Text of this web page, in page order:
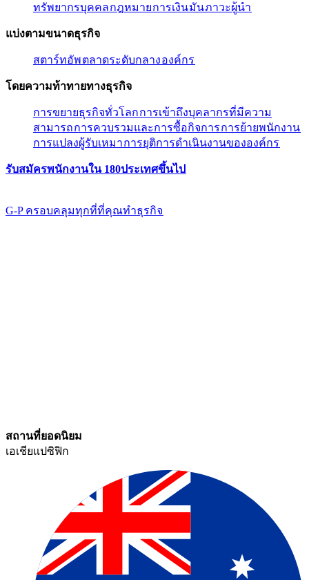
ทรัพยากรบุคคล​​กฎหมาย​​การเงิน​​มัน​​ภาวะผู้นํา​​
แบ่งตามขนาดธุรกิจ​​
สตาร์ทอัพ​​ตลาดระดับกลาง​​องค์กร​​
โดยความท้าทายทางธุรกิจ​​
การขยายธุรกิจทั่วโลก​​การเข้าถึงบุคลากรที่มีความ
สามารถ​​การควบรวมและการซื้อกิจการ​​การย้ายพนักงาน​​
การแปลงผู้รับเหมา​​การยุติการดำเนินงานขององค์กร​​
รับสมัครพนักงานใน 180ประเทศขึ้นไป​​
G-P ครอบคลุมทุกที่ที่คุณทําธุรกิจ​​
สถานที่ยอดนิยม​​
เอเชียแปซิฟิก​​